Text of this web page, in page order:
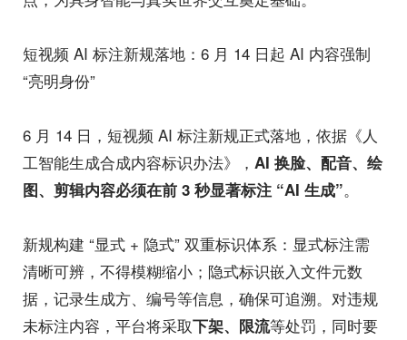
短视频 AI 标注新规落地：6 月 14 日起 AI 内容强制
“亮明身份”
6 月 14 日，短视频 AI 标注新规正式落地，依据《人
工智能生成合成内容标识办法》， AI 换脸、配音、绘
图、剪辑内容必须在前 3 秒显著标注 “AI 生成”。
新规构建 “显式 + 隐式” 双重标识体系：显式标注需
清晰可辨，不得模糊缩小；隐式标识嵌入文件元数
据，记录生成方、编号等信息，确保可追溯。对违规
未标注内容，平台将采取下架、限流等处罚，同时要